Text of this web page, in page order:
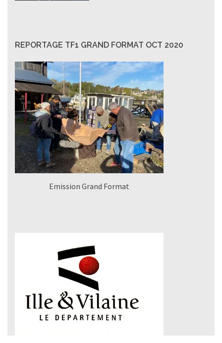
REPORTAGE TF1 GRAND FORMAT OCT 2020
Emission Grand Format